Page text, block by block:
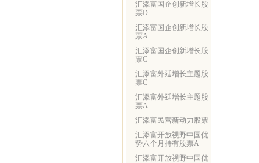
汇添富国企创新增长股
票D
汇添富国企创新增长股
票A
汇添富国企创新增长股
票C
汇添富外延增长主题股
票C
汇添富外延增长主题股
票A
汇添富民营新动力股票
汇添富开放视野中国优
势六个月持有股票A
汇添富开放视野中国优